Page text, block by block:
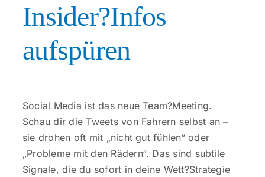
Insider?Infos
aufspüren
Social Media ist das neue Team?Meeting.
Schau dir die Tweets von Fahrern selbst an –
sie drohen oft mit „nicht gut fühlen“ oder
„Probleme mit den Rädern“. Das sind subtile
Signale, die du sofort in deine Wett?Strategie